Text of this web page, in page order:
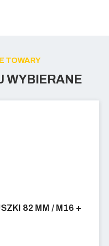
TOWARY
WYBIERANE
82 MM / M16 +